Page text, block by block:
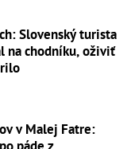
Slovenský turista
na chodníku, oživiť
v Malej Fatre: